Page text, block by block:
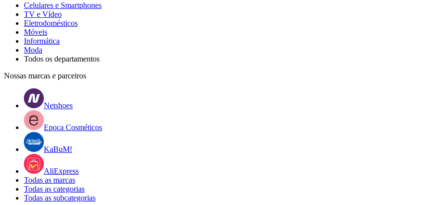
Celulares e Smartphones
TV e Vídeo
Eletrodomésticos
Móveis
Informática
Moda
Todos os departamentos
Nossas marcas e parceiros
Netshoes
Epoca Cosméticos
KaBuM!
AliExpress
Todas as marcas
Todas as categorias
Todas as subcategorias